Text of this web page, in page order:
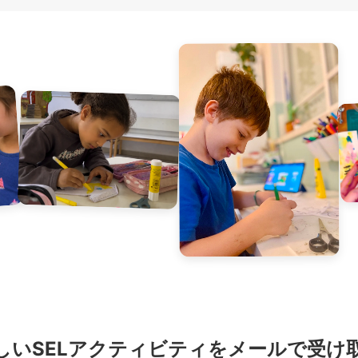
いSELアクティビティをメールで受け